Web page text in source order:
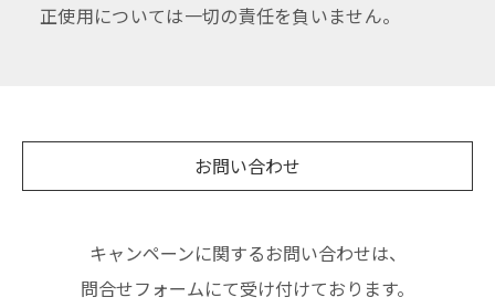
正使用については一切の責任を負いません。
お問い合わせ
キャンペーンに関するお問い合わせは、
問合せフォームにて受け付けております。